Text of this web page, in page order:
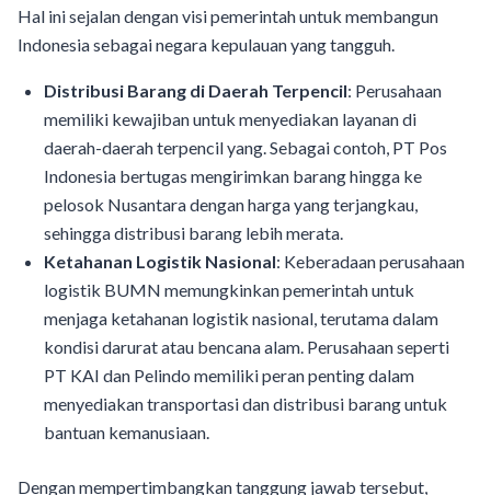
Hal ini sejalan dengan visi pemerintah untuk membangun
Indonesia sebagai negara kepulauan yang tangguh.
Distribusi Barang di Daerah Terpencil: Perusahaan
memiliki kewajiban untuk menyediakan layanan di
daerah-daerah terpencil yang. Sebagai contoh, PT Pos
Indonesia bertugas mengirimkan barang hingga ke
pelosok Nusantara dengan harga yang terjangkau,
sehingga distribusi barang lebih merata.
Ketahanan Logistik Nasional: Keberadaan perusahaan
logistik BUMN memungkinkan pemerintah untuk
menjaga ketahanan logistik nasional, terutama dalam
kondisi darurat atau bencana alam. Perusahaan seperti
PT KAI dan Pelindo memiliki peran penting dalam
menyediakan transportasi dan distribusi barang untuk
bantuan kemanusiaan.
Dengan mempertimbangkan tanggung jawab tersebut,